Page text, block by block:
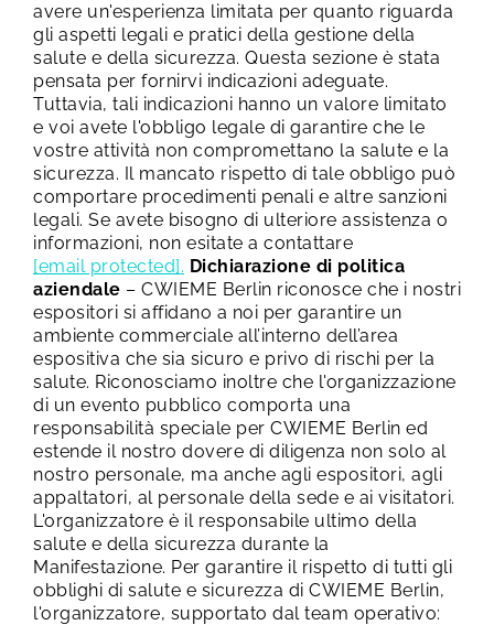
avere un'esperienza limitata per quanto riguarda
gli aspetti legali e pratici della gestione della
salute e della sicurezza. Questa sezione è stata
pensata per fornirvi indicazioni adeguate.
Tuttavia, tali indicazioni hanno un valore limitato
e voi avete l'obbligo legale di garantire che le
vostre attività non compromettano la salute e la
sicurezza. Il mancato rispetto di tale obbligo può
comportare procedimenti penali e altre sanzioni
legali. Se avete bisogno di ulteriore assistenza o
informazioni, non esitate a contattare
[email protected]. Dichiarazione di politica
aziendale – CWIEME Berlin riconosce che i nostri
espositori si affidano a noi per garantire un
ambiente commerciale all’interno dell’area
espositiva che sia sicuro e privo di rischi per la
salute. Riconosciamo inoltre che l'organizzazione
di un evento pubblico comporta una
responsabilità speciale per CWIEME Berlin ed
estende il nostro dovere di diligenza non solo al
nostro personale, ma anche agli espositori, agli
appaltatori, al personale della sede e ai visitatori.
L'organizzatore è il responsabile ultimo della
salute e della sicurezza durante la
Manifestazione. Per garantire il rispetto di tutti gli
obblighi di salute e sicurezza di CWIEME Berlin,
l'organizzatore, supportato dal team operativo: